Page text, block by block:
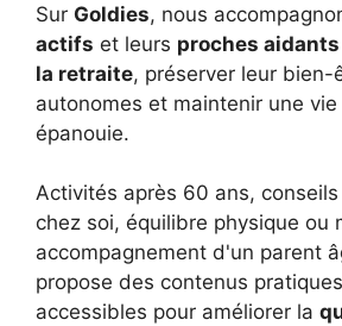
Sur Goldies, nous
actifs et leurs proches aidants
la retraite, préserver leur bien-
autonomes et maintenir une vie
épanouie.
Activités après 60 ans,
chez soi, équilibre physique ou
accompagnement d'un parent
propose des contenus
accessibles pour améliorer la